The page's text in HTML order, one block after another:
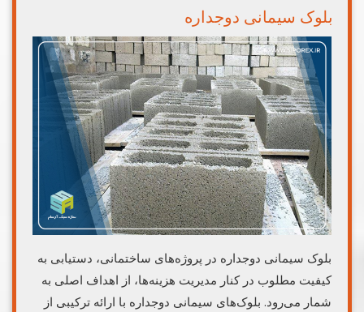
بلوک سیمانی دوجداره
بلوک سیمانی دوجداره در پروژه‌های ساختمانی، دستیابی به
کیفیت مطلوب در کنار مدیریت هزینه‌ها، از اهداف اصلی به
شمار می‌رود. بلوک‌های سیمانی دوجداره با ارائه ترکیبی از